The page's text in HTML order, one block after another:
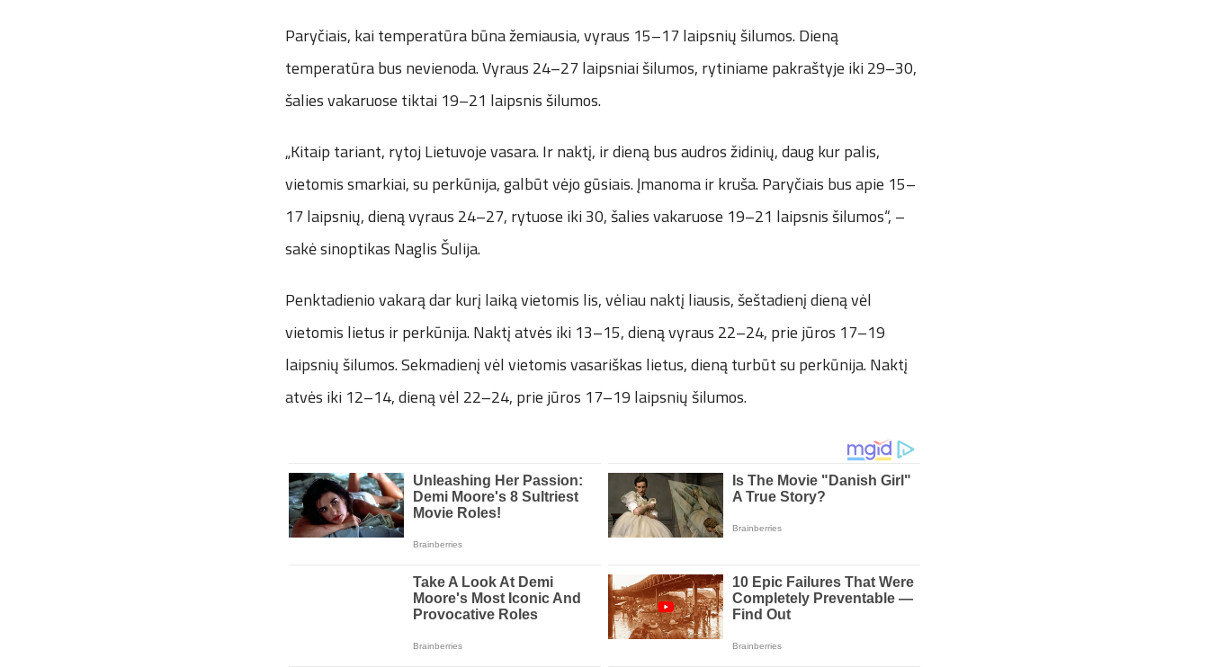
Paryčiais, kai temperatūra būna žemiausia, vyraus 15–17 laipsnių šilumos. Dieną
temperatūra bus nevienoda. Vyraus 24–27 laipsniai šilumos, rytiniame pakraštyje iki 29–30,
šalies vakaruose tiktai 19–21 laipsnis šilumos.
„Kitaip tariant, rytoj Lietuvoje vasara. Ir naktį, ir dieną bus audros židinių, daug kur palis,
vietomis smarkiai, su perkūnija, galbūt vėjo gūsiais. Įmanoma ir kruša. Paryčiais bus apie 15–
17 laipsnių, dieną vyraus 24–27, rytuose iki 30, šalies vakaruose 19–21 laipsnis šilumos“, –
sakė sinoptikas Naglis Šulija.
Penktadienio vakarą dar kurį laiką vietomis lis, vėliau naktį liausis, šeštadienį dieną vėl
vietomis lietus ir perkūnija. Naktį atvės iki 13–15, dieną vyraus 22–24, prie jūros 17–19
laipsnių šilumos. Sekmadienį vėl vietomis vasariškas lietus, dieną turbūt su perkūnija. Naktį
atvės iki 12–14, dieną vėl 22–24, prie jūros 17–19 laipsnių šilumos.